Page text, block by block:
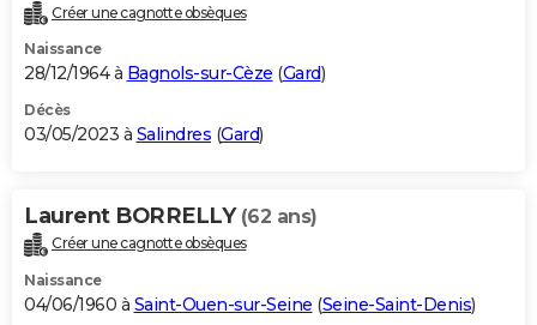
Créer une cagnotte obsèques
Naissance
28/12/1964 à Bagnols-sur-Cèze (Gard)
Décès
03/05/2023 à Salindres (Gard)
Laurent BORRELLY (62 ans)
Créer une cagnotte obsèques
Naissance
04/06/1960 à Saint-Ouen-sur-Seine (Seine-Saint-Denis)